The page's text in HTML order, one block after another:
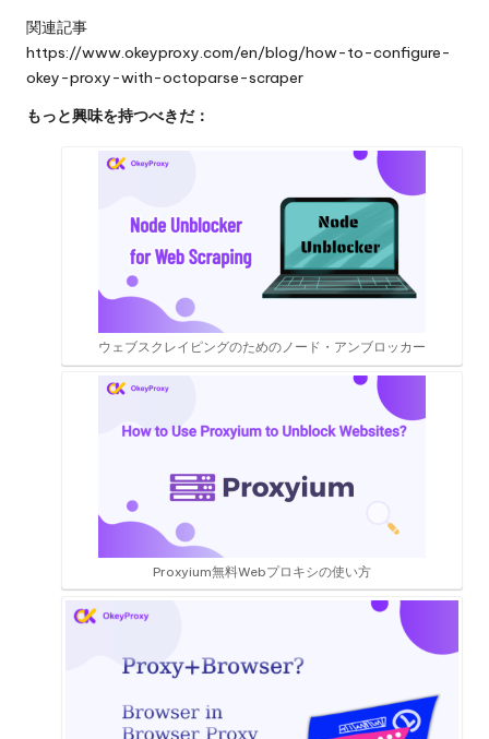
関連記事
https://www.okeyproxy.com/en/blog/how-to-configure-
okey-proxy-with-octoparse-scraper
もっと興味を持つべきだ：
ウェブスクレイピングのためのノード・アンブロッカー
Proxyium無料Webプロキシの使い方